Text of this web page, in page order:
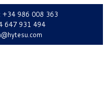
: +34 986 008 363
647 931 494